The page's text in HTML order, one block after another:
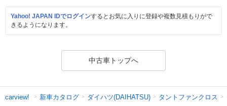
Yahoo! JAPAN IDでログインするとお気に入りに登録や複数見積もりがで
きるようになります。
中古車トップへ
carview! 新車カタログ ダイハツ(DAIHATSU) タントファンクロス